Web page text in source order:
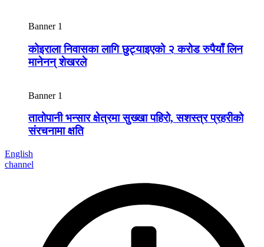
Banner 1
कोइराला निवासका लागि छुट्याइएको २ करोड रुपैयाँ लिन
मानेनन् शेखरले
Banner 1
तातोपानी भन्सार क्षेत्रमा सुख्खा पहिरो, सशस्त्र प्रहरीको
संरचनामा क्षति
English
channel